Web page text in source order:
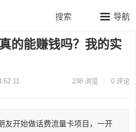
导航
搜索
的能赚钱吗？我的实
238浏览 0 评论
友开始做话费流量卡项目，一开